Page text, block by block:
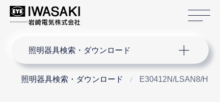
照明器具検索・ダウンロード
照明器具検索・ダウンロード E30412N/LSAN8/H